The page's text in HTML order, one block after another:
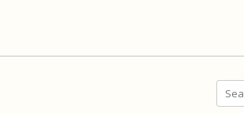
Search